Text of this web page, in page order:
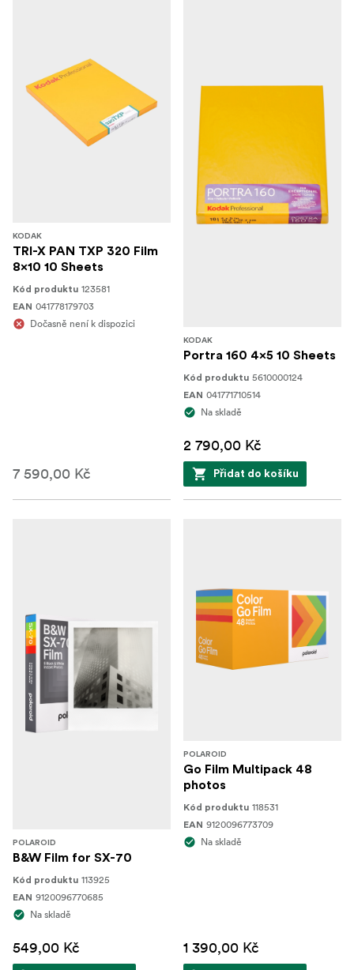
KODAK
TRI-X PAN TXP 320 Film
8x10 10 Sheets
Kód produktu 123581
EAN 041778179703
Dočasně není k dispozici
7 590,00 Kč
KODAK
Portra 160 4x5 10 Sheets
Kód produktu 5610000124
EAN 041771710514
Na skladě
2 790,00 Kč
Přidat do košíku
POLAROID
B&W Film for SX-70
Kód produktu 113925
EAN 9120096770685
Na skladě
549,00 Kč
POLAROID
Go Film Multipack 48
photos
Kód produktu 118531
EAN 9120096773709
Na skladě
1 390,00 Kč